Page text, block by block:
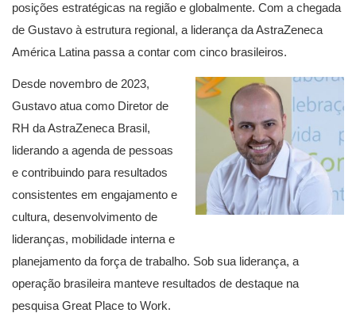
posições estratégicas na região e globalmente. Com a chegada
de Gustavo à estrutura regional, a liderança da AstraZeneca
América Latina passa a contar com cinco brasileiros.
Desde novembro de 2023,
Gustavo atua como Diretor de
RH da AstraZeneca Brasil,
liderando a agenda de pessoas
e contribuindo para resultados
consistentes em engajamento e
cultura, desenvolvimento de
lideranças, mobilidade interna e
planejamento da força de trabalho. Sob sua liderança, a
operação brasileira manteve resultados de destaque na
pesquisa Great Place to Work.